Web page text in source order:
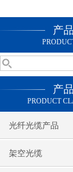
产
产
PRODUCT
光纤光缆产品
架空光缆